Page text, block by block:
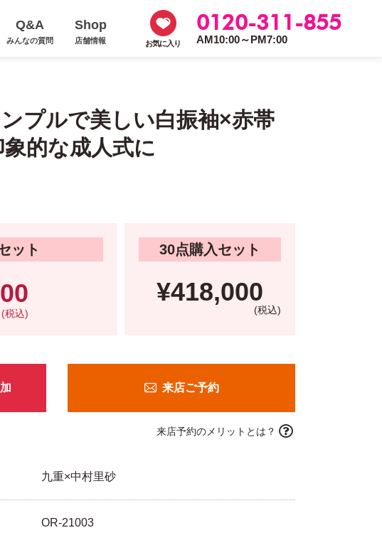
Q&A
みんなの質問
Shop
店舗情報 お気に入り
0120-311-855
AM10:00～PM7:00
プルで美しい白振袖×赤帯
的な成人式に
ット
(税込)
30点購入セット
¥418,000
(税込)
来店ご予約
来店予約のメリットとは？
九重×中村里砂
OR-21003